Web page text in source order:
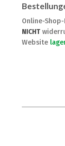
Online-
NICHT
Website